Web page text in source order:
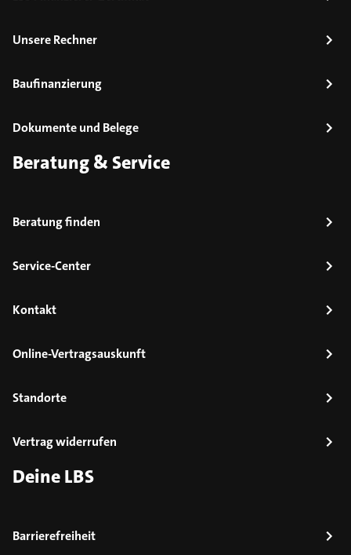
Unsere Rechner
Baufinanzierung
Dokumente und Belege
Beratung & Service
Beratung finden
Service-Center
Kontakt
Online-Vertragsauskunft
Standorte
Vertrag widerrufen
Deine LBS
Barrierefreiheit